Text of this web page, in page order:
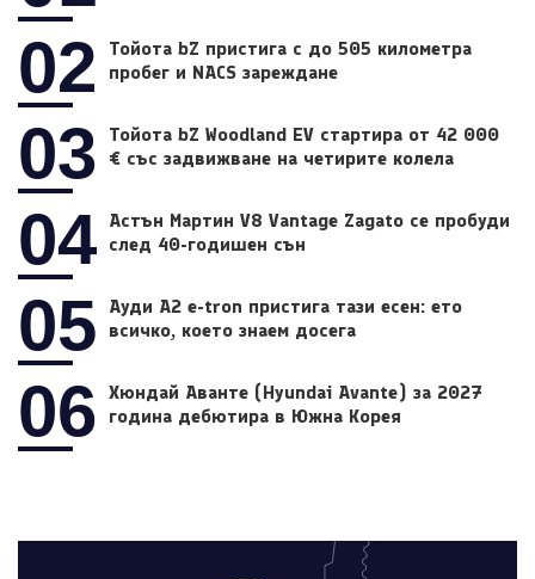
02
Тойота bZ пристига с до 505 километра
пробег и NACS зареждане
03
Тойота bZ Woodland EV стартира от 42 000
€ със задвижване на четирите колела
04 Астън Мартин V8 Vantage Zagato се пробуди
след 40-годишен сън
05
Ауди A2 e-tron пристига тази есен: ето
всичко, което знаем досега
06
Хюндай Аванте (Hyundai Avante) за 2027
година дебютира в Южна Корея